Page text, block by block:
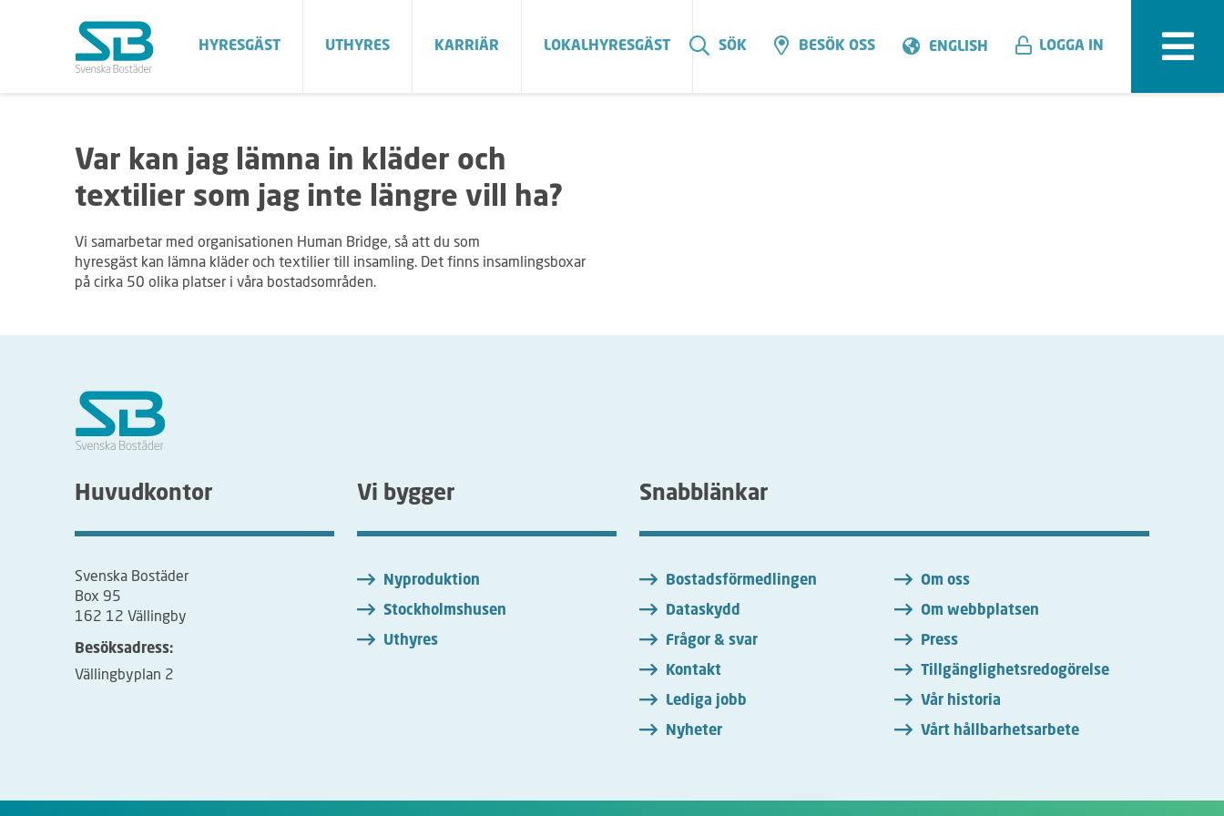
HYRESGÄST UTHYRES KARRIÄR LOKALHYRESGÄST SÖK BESÖK OSS ENGLISH LOGGA IN
Var kan jag lämna in kläder och
textilier som jag inte längre vill ha?
Vi samarbetar med organisationen Human Bridge, så att du som
hyresgäst kan lämna kläder och textilier till insamling. Det finns insamlingsboxar
på cirka 50 olika platser i våra bostadsområden.
Huvudkontor
Svenska Bostäder
Box 95
162 12 Vällingby
Besöksadress:
Vällingbyplan 2
Vi bygger
Nyproduktion
Stockholmshusen
Uthyres
Snabblänkar
Bostadsförmedlingen
Dataskydd
Frågor & svar
Kontakt
Lediga jobb
Nyheter
Om oss
Om webbplatsen
Press
Tillgänglighetsredogörelse
Vår historia
Vårt hållbarhetsarbete